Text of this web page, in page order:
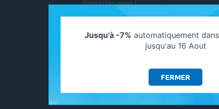
Contactez-nous !
MYSHOP SOLAIRE - GALAXIE GREEN
297, Avenue Paul LANGEVIN
Jusqu'à -7% automatiquement
jusqu'au 16 Aout
FERMER